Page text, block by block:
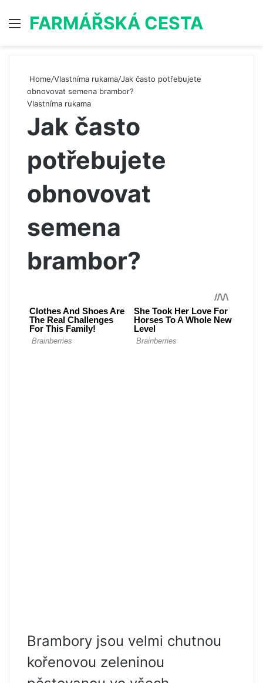
Menu
FARMÁŘSKÁ CESTA
Home/Vlastníma rukama/Jak často potřebujete
obnovovat semena brambor?
Vlastníma rukama
Jak často
potřebujete
obnovovat
semena
brambor?
Brambory jsou velmi chutnou
kořenovou zeleninou